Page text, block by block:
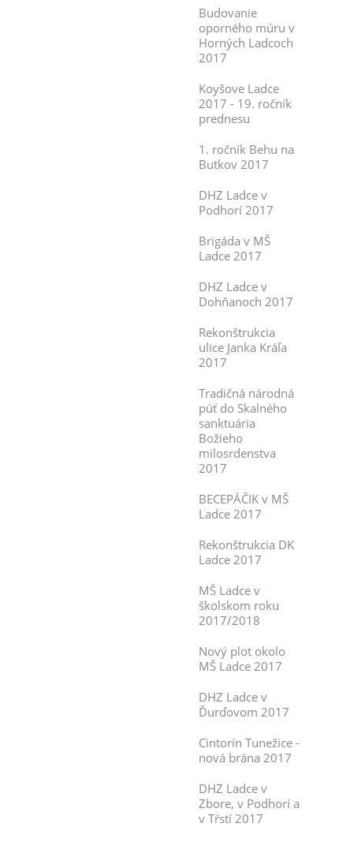
Budovanie
oporného múru v
Horných Ladcoch
2017
Koyšove Ladce
2017 - 19. ročník
prednesu
1. ročník Behu na
Butkov 2017
DHZ Ladce v
Podhorí 2017
Brigáda v MŠ
Ladce 2017
DHZ Ladce v
Dohňanoch 2017
Rekonštrukcia
ulice Janka Kráľa
2017
Tradičná národná
púť do Skalného
sanktuária
Božieho
milosrdenstva
2017
BECEPÁČIK v MŠ
Ladce 2017
Rekonštrukcia DK
Ladce 2017
MŠ Ladce v
školskom roku
2017/2018
Nový plot okolo
MŠ Ladce 2017
DHZ Ladce v
Ďurďovom 2017
Cintorín Tunežice -
nová brána 2017
DHZ Ladce v
Zbore, v Podhorí a
v Tŕstí 2017